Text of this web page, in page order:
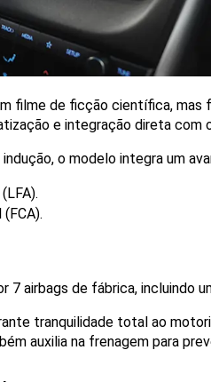
filme de ficção científica,
e integração direta com
o modelo integra um
airbags de fábrica, incluindo
tranquilidade total ao
auxilia na frenagem para